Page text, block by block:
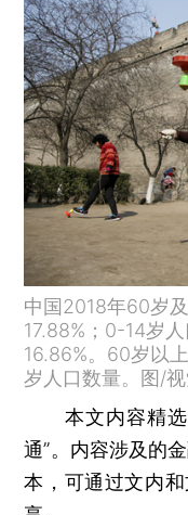
中国2018年60岁
17.88%；0-14岁
16.86%。60岁以
岁人口数量。图/
本文内容精选
通”。内容涉及的
本，可通过文内